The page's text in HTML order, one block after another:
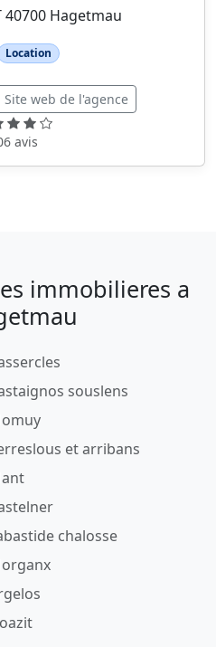
40700 Hagetmau
Location
Site web de l'agence
avis
immobilieres a
souslens
et arribans
chalosse